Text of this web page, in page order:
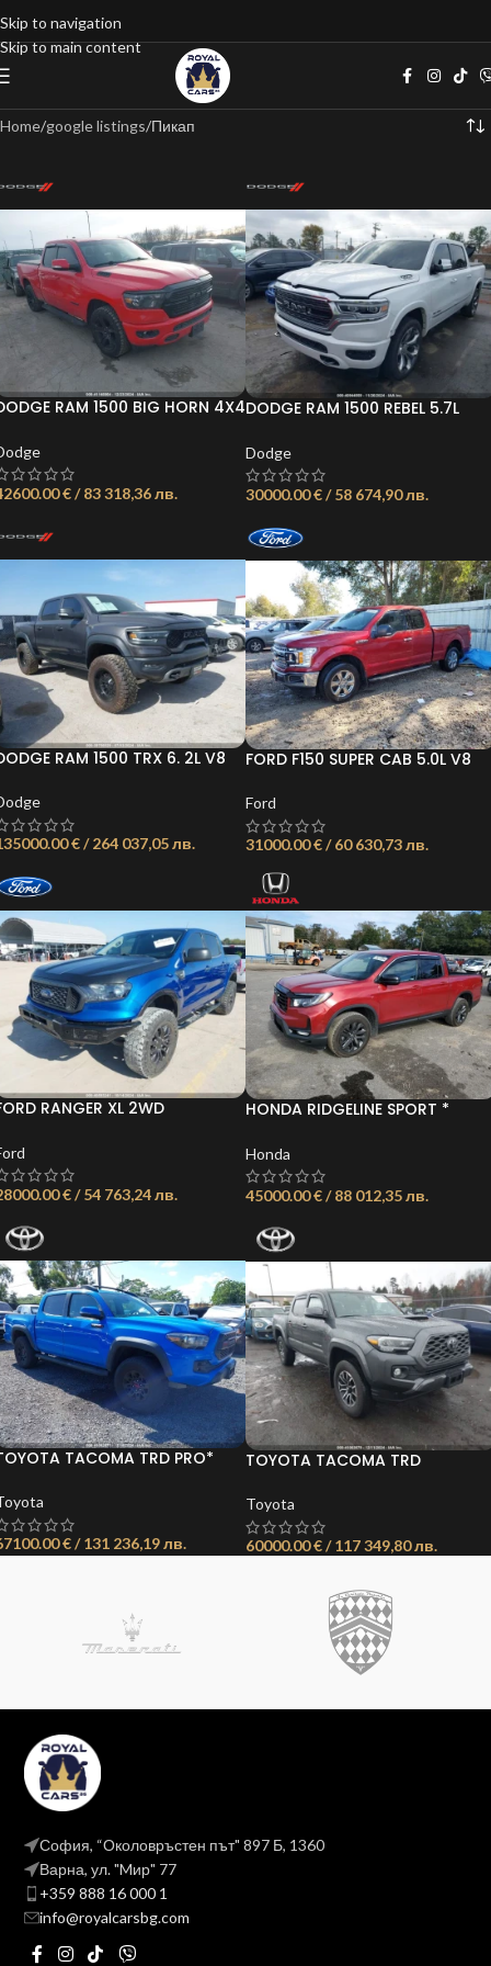
Skip to navigation
Skip to main content
Home google listings Пикап
RAM 1500 BIG HORN 4X4
€ / 83 318,36 лв.
DODGE RAM 1500 REBEL 5.7L
Dodge
30000.00 € / 58 674,90 лв.
RAM 1500 TRX 6. 2L V8
€ / 264 037,05 лв.
FORD F150 SUPER CAB 5.0L V8
Ford
31000.00 € / 60 630,73 лв.
RANGER XL 2WD
€ / 54 763,24 лв.
HONDA RIDGELINE SPORT *
Honda
45000.00 € / 88 012,35 лв.
TACOMA TRD PRO*
€ / 131 236,19 лв.
TOYOTA TACOMA TRD
21735594163912665
Toyota
60000.00 € / 117 349,80 лв.
София, “Околовръстен път" 897 Б, 1360
Варна, ул. "Mир" 77
+359 888 16 000 1
info@royalcarsbg.com